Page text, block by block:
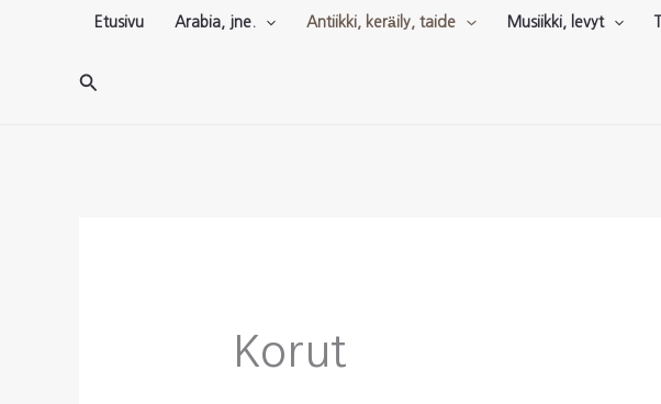
Etusivu Arabia, jne. Antiikki, keräily, taide Musiikki, levyt
Hae
Korut